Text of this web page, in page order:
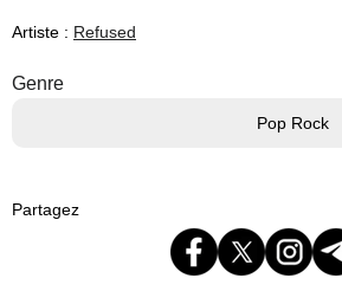
Artiste : Refused
Genre
Pop Rock
Partagez